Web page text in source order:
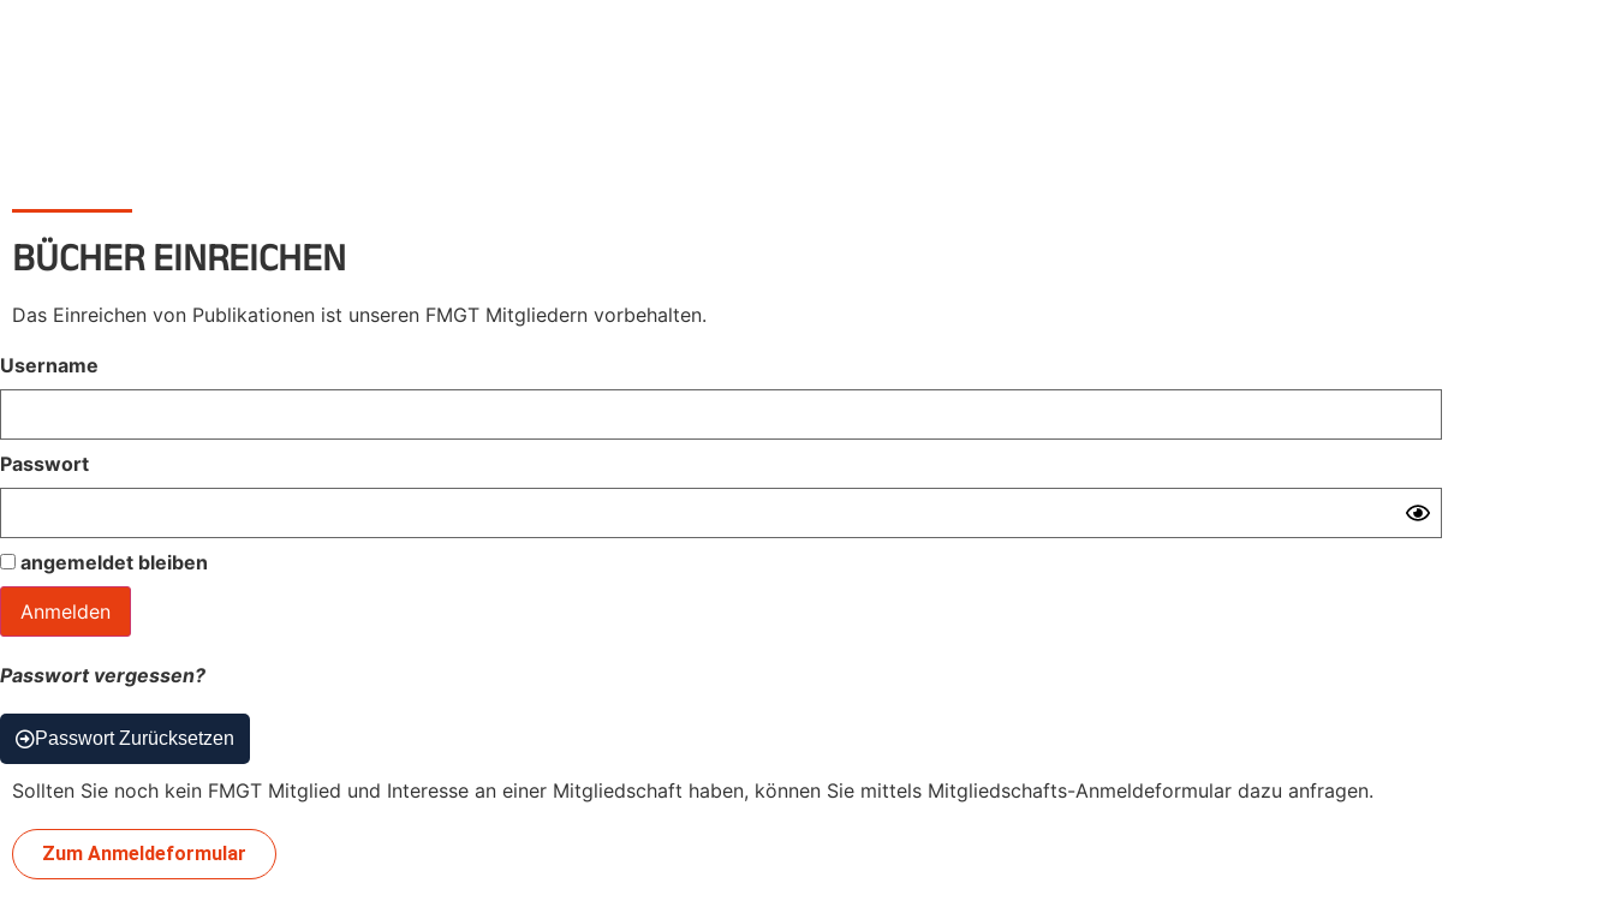
BÜCHER EINREICHEN
Das Einreichen von Publikationen ist unseren FMGT Mitgliedern vorbehalten.
Username
Passwort
angemeldet bleiben
Passwort vergessen?
Passwort Zurücksetzen
Sollten Sie noch kein FMGT Mitglied und Interesse an einer Mitgliedschaft haben, können Sie mittels Mitgliedschafts-Anmeldeformular dazu anfragen.
Zum Anmeldeformular